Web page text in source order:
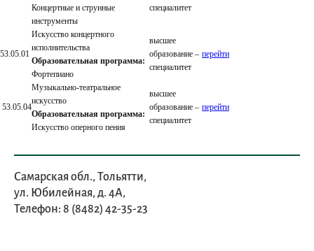
Концертные и струнные
инструменты
специалитет
53.05.01
Искусство концертного
исполнительства
Образовательная программа:
Фортепиано
высшее
образование –
специалитет
перейти
53.05.04
Музыкально-театральное
искусство
Образовательная программа:
Искусство оперного пения
высшее
образование –
специалитет
перейти
Самарская обл., Тольятти,
ул. Юбилейная, д. 4А,
Телефон: 8 (8482) 42-35-23